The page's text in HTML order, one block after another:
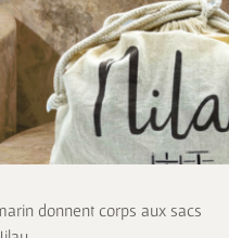
donnent corps aux sacs